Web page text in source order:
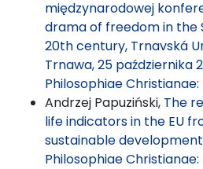
międzynarodowej
drama of freedom in the
20th century, Trnavská
Trnawa, 25 października
Philosophiae Christianae:
Andrzej Papuziński, The
life indicators in the EU
sustainable
Philosophiae Christianae: